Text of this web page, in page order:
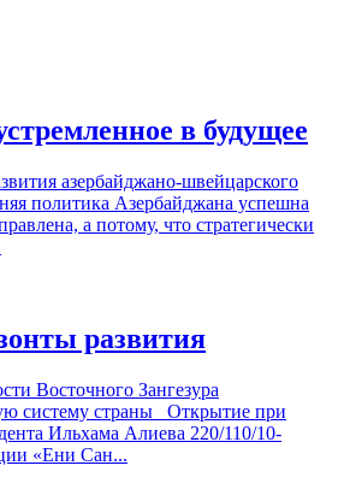
в будущее
азербайджано-швейцарского
политика Азербайджана успешна
а потому, что стратегически
развития
Восточного Зангезура
систему страны Открытие при
Ильхама Алиева 220/110/10-
«Ени Сан...